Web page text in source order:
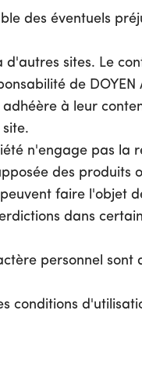
des éventuels
sites. Le
de DOYEN
à leur
n'engage pas la
des produits
faire l'objet
dans
personnel sont
conditions